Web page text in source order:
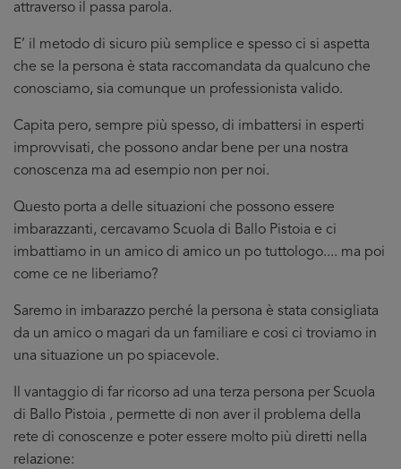
attraverso il passa parola.
E’ il metodo di sicuro più semplice e spesso ci si aspetta
che se la persona è stata raccomandata da qualcuno che
conosciamo, sia comunque un professionista valido.
Capita pero, sempre più spesso, di imbattersi in esperti
improvvisati, che possono andar bene per una nostra
conoscenza ma ad esempio non per noi.
Questo porta a delle situazioni che possono essere
imbarazzanti, cercavamo Scuola di Ballo Pistoia e ci
imbattiamo in un amico di amico un po tuttologo.... ma poi
come ce ne liberiamo?
Saremo in imbarazzo perché la persona è stata consigliata
da un amico o magari da un familiare e cosi ci troviamo in
una situazione un po spiacevole.
Il vantaggio di far ricorso ad una terza persona per Scuola
di Ballo Pistoia , permette di non aver il problema della
rete di conoscenze e poter essere molto più diretti nella
relazione: